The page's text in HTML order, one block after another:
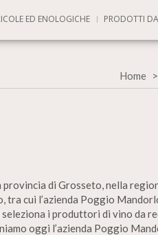
ED ENOLOGICHE PRODOTTI
Home
di Grosseto, nella
cui l’azienda Poggio
i produttori di vino da
oggi l’azienda Poggio